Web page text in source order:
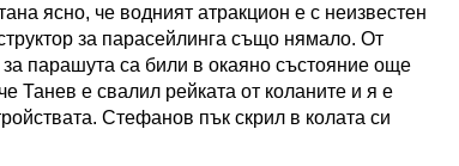
ясно, че водният атракцион е с неизвестен
за парасейлинга също нямало. От
парашута са били в окаяно състояние още
Танев е свалил рейката от коланите и я е
Стефанов пък скрил в колата си